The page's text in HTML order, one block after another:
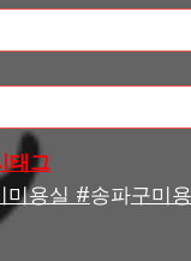
태그
미용실 #송파구미